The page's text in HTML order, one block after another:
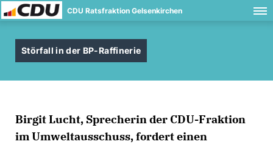
CDU Ratsfraktion Gelsenkirchen
Störfall in der BP-Raffinerie
Birgit Lucht, Sprecherin der CDU-Fraktion
im Umweltausschuss, fordert einen